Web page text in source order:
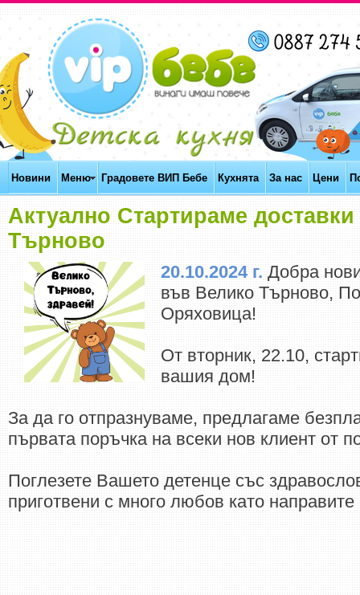
Новини Меню Градовете ВИП Бебе Кухнята За нас Цени
Актуално Стартираме
Търново
20.10.2024 г. Добра
във Велико Търново,
Оряховица!
От вторник, 22.10,
вашия дом!
За да го отпразнуваме, предлагаме
първата поръчка на всеки нов клиент от
Поглезете Вашето детенце със
приготвени с много любов като